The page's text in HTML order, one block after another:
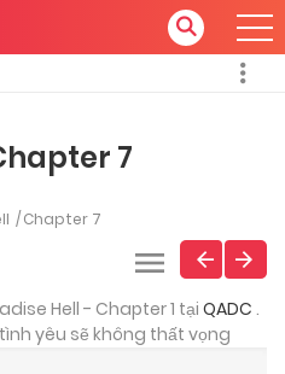
7
Chapter 7
Hell - Chapter 1 tại QADC .
yêu sẽ không thất vọng